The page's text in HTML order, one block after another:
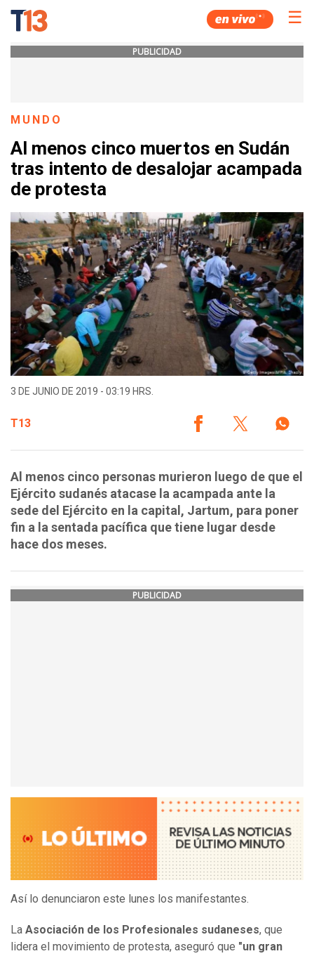
☰
PUBLICIDAD
MUNDO
Al menos cinco muertos en Sudán
tras intento de desalojar acampada
de protesta
3 DE JUNIO DE 2019 - 03:19 HRS.
T13
Al menos cinco personas murieron luego de que el
Ejército sudanés atacase la acampada ante la
sede del Ejército en la capital, Jartum, para poner
fin a la sentada pacífica que tiene lugar desde
hace dos meses.
PUBLICIDAD
Así lo denunciaron este lunes los manifestantes.
La Asociación de los Profesionales sudaneses, que
lidera el movimiento de protesta, aseguró que "un gran